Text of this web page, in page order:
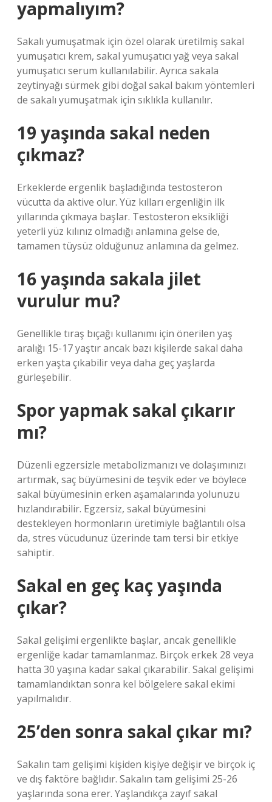
yapmalıyım?
Sakalı yumuşatmak için özel olarak üretilmiş sakal
yumuşatıcı krem, sakal yumuşatıcı yağ veya sakal
yumuşatıcı serum kullanılabilir. Ayrıca sakala
zeytinyağı sürmek gibi doğal sakal bakım yöntemleri
de sakalı yumuşatmak için sıklıkla kullanılır.
19 yaşında sakal neden
çıkmaz?
Erkeklerde ergenlik başladığında testosteron
vücutta da aktive olur. Yüz kılları ergenliğin ilk
yıllarında çıkmaya başlar. Testosteron eksikliği
yeterli yüz kılınız olmadığı anlamına gelse de,
tamamen tüysüz olduğunuz anlamına da gelmez.
16 yaşında sakala jilet
vurulur mu?
Genellikle tıraş bıçağı kullanımı için önerilen yaş
aralığı 15-17 yaştır ancak bazı kişilerde sakal daha
erken yaşta çıkabilir veya daha geç yaşlarda
gürleşebilir.
Spor yapmak sakal çıkarır
mı?
Düzenli egzersizle metabolizmanızı ve dolaşımınızı
artırmak, saç büyümesini de teşvik eder ve böylece
sakal büyümesinin erken aşamalarında yolunuzu
hızlandırabilir. Egzersiz, sakal büyümesini
destekleyen hormonların üretimiyle bağlantılı olsa
da, stres vücudunuz üzerinde tam tersi bir etkiye
sahiptir.
Sakal en geç kaç yaşında
çıkar?
Sakal gelişimi ergenlikte başlar, ancak genellikle
ergenliğe kadar tamamlanmaz. Birçok erkek 28 veya
hatta 30 yaşına kadar sakal çıkarabilir. Sakal gelişimi
tamamlandıktan sonra kel bölgelere sakal ekimi
yapılmalıdır.
25’den sonra sakal çıkar mı?
Sakalın tam gelişimi kişiden kişiye değişir ve birçok iç
ve dış faktöre bağlıdır. Sakalın tam gelişimi 25-26
yaşlarında sona erer. Yaşlandıkça zayıf sakal